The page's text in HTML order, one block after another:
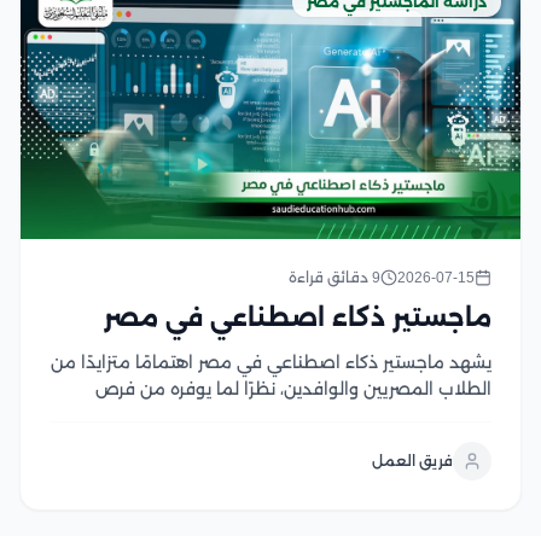
2026-07-15 9 دقائق قراءة
ماجستير ذكاء اصطناعي في مصر
يشهد ماجستير ذكاء اصطناعي في مصر اهتمامًا متزايدًا من
الطلاب المصريين والوافدين، نظرًا لما يوفره من فرص
دراسات عليا متخصصة تجمع بين الأسس...
فريق العمل